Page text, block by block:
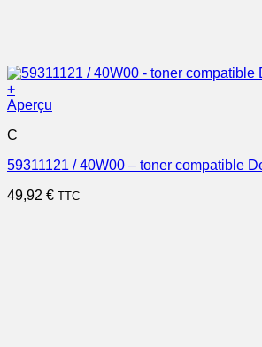
+
Aperçu
C
59311121 / 40W00 – toner compatible
49,92 € TTC